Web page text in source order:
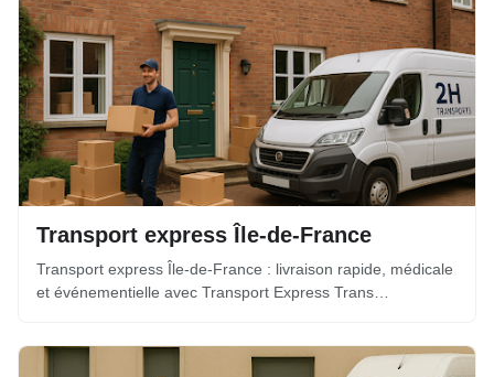
Transport express Île-de-France
Transport express Île-de-France : livraison rapide, médicale
et événementielle avec Transport Express Trans…